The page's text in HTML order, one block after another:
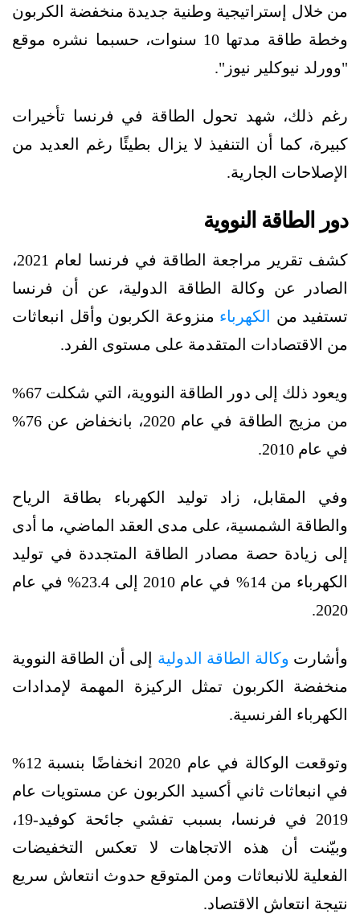
من خلال إستراتيجية وطنية جديدة منخفضة الكربون
وخطة طاقة مدتها 10 سنوات، حسبما نشره موقع
"وورلد نيوكلير نيوز".
رغم ذلك، شهد تحول الطاقة في فرنسا تأخيرات
كبيرة، كما أن التنفيذ لا يزال بطيئًا رغم العديد من
الإصلاحات الجارية.
دور الطاقة النووية
كشف تقرير مراجعة الطاقة في فرنسا لعام 2021،
الصادر عن وكالة الطاقة الدولية، عن أن فرنسا
تستفيد من
الكهرباء منزوعة الكربون وأقل انبعاثات
من الاقتصادات المتقدمة على مستوى الفرد.
ويعود ذلك إلى دور الطاقة النووية، التي شكلت 67%
من مزيج الطاقة في عام 2020، بانخفاض عن 76%
في عام 2010.
وفي المقابل، زاد توليد الكهرباء بطاقة الرياح
والطاقة الشمسية، على مدى العقد الماضي، ما أدى
إلى زيادة حصة مصادر الطاقة المتجددة في توليد
الكهرباء من 14% في عام 2010 إلى 23.4% في عام
2020.
وأشارت وكالة الطاقة الدولية إلى أن الطاقة النووية
منخفضة الكربون تمثل الركيزة المهمة لإمدادات
الكهرباء الفرنسية.
وتوقعت الوكالة في عام 2020 انخفاضًا بنسبة 12%
في انبعاثات ثاني أكسيد الكربون عن مستويات عام
2019 في فرنسا، بسبب تفشي جائحة كوفيد-19،
وبيّنت أن هذه الاتجاهات لا تعكس التخفيضات
الفعلية للانبعاثات ومن المتوقع حدوث انتعاش سريع
نتيجة انتعاش الاقتصاد.